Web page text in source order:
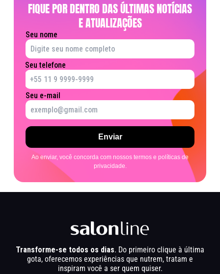
FIQUE POR DENTRO DAS ÚLTIMAS NOTÍCIAS
E ATUALIZAÇÕES
Seu nome
Seu telefone
Seu e-mail
Ao enviar, você concorda com nossos termos e políticas de
privacidade.
Transforme-se todos os dias. Do primeiro clique à última
gota, oferecemos experiências que nutrem, tratam e
inspiram você a ser quem quiser.